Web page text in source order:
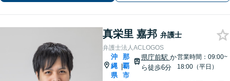
真栄里 嘉邦 弁護士
弁護士法人ACLOGOS
沖
縄
県
|
那
覇
市
県庁前駅 か
ら徒歩6分
営業時間：09:00~
18:00（平日）